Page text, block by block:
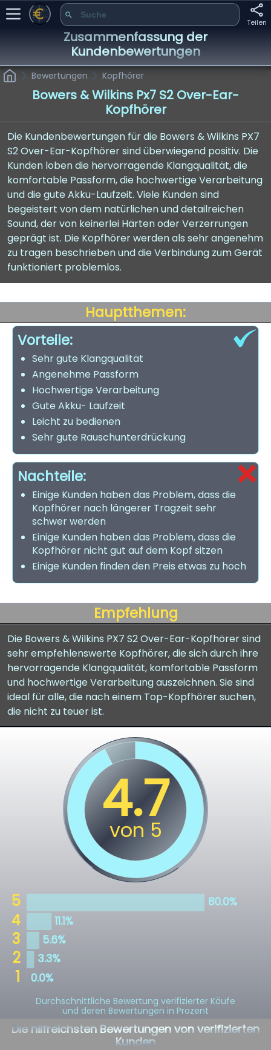
Teilen
Zusammenfassung der
Kundenbewertungen
Bewertungen Kopfhörer
Bowers & Wilkins Px7 S2 Over-Ear-
Kopfhörer
Die Kundenbewertungen für die Bowers & Wilkins PX7
S2 Over-Ear-Kopfhörer sind überwiegend positiv. Die
Kunden loben die hervorragende Klangqualität, die
komfortable Passform, die hochwertige Verarbeitung
und die gute Akku-Laufzeit. Viele Kunden sind
begeistert von dem natürlichen und detailreichen
Sound, der von keinerlei Härten oder Verzerrungen
geprägt ist. Die Kopfhörer werden als sehr angenehm
zu tragen beschrieben und die Verbindung zum Gerät
funktioniert problemlos.
Hauptthemen:
Vorteile:
Sehr gute Klangqualität
Angenehme Passform
Hochwertige Verarbeitung
Gute Akku- Laufzeit
Leicht zu bedienen
Sehr gute Rauschunterdrückung
Nachteile:
Einige Kunden haben das Problem, dass die
Kopfhörer nach längerer Tragzeit sehr
schwer werden
Einige Kunden haben das Problem, dass die
Kopfhörer nicht gut auf dem Kopf sitzen
Einige Kunden finden den Preis etwas zu hoch
Empfehlung
Die Bowers & Wilkins PX7 S2 Over-Ear-Kopfhörer sind
sehr empfehlenswerte Kopfhörer, die sich durch ihre
hervorragende Klangqualität, komfortable Passform
und hochwertige Verarbeitung auszeichnen. Sie sind
ideal für alle, die nach einem Top-Kopfhörer suchen,
die nicht zu teuer ist.
Durchschnittliche Bewertung verifizierter Käufe
und deren Bewertungen in Prozent
Die hilfreichsten Bewertungen von verifizierten
Kunden